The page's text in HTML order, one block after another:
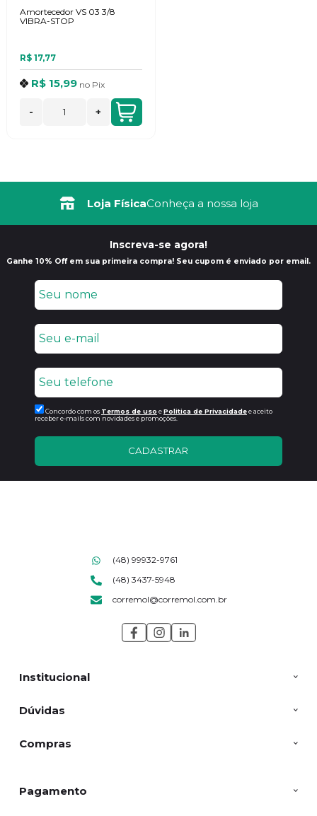
Amortecedor VS 03 3/8
VIBRA-STOP
R$ 17,77
R$ 15,99 no Pix
- +
Loja FísicaConheça a nossa loja
Inscreva-se agora!
Ganhe 10% Off em sua primeira compra! Seu cupom é enviado por email.
Concordo com os Termos de uso ePolitica de Privacidadee aceito
receber e-mails com novidades e promoções.
CADASTRAR
Institucional
Dúvidas
Compras
(48) 99932-9761
(48) 3437-5948
corremol@corremol.com.br
Pagamento